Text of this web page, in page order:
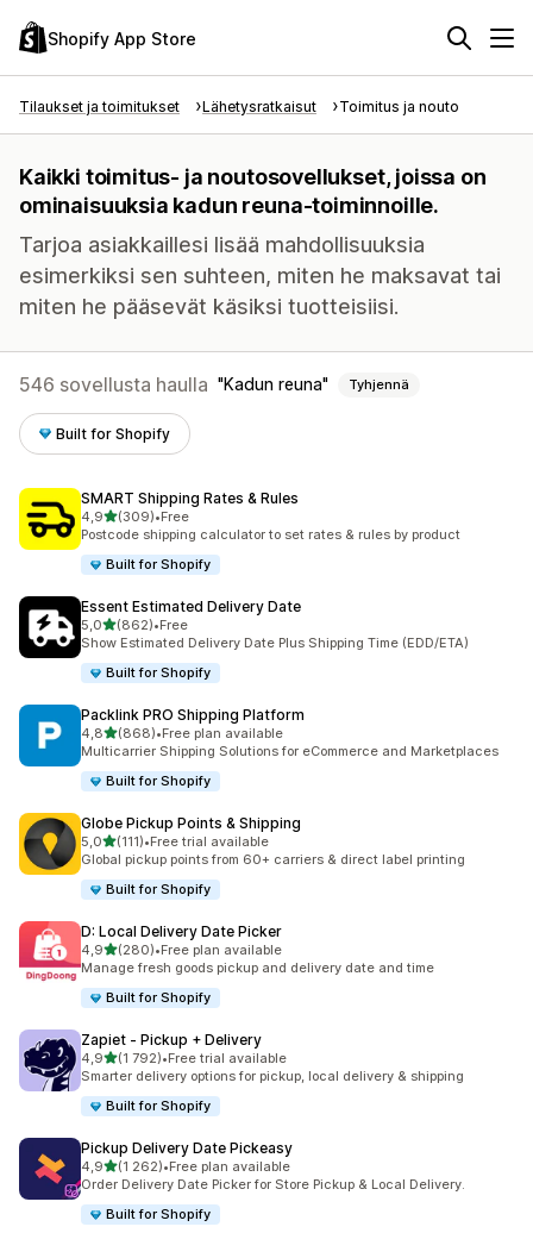
Shopify App Store
Tilaukset ja toimitukset Lähetysratkaisut Toimitus ja nouto
Kaikki toimitus- ja noutosovellukset, joissa on
ominaisuuksia kadun reuna-toiminnoille.
Tarjoa asiakkaillesi lisää mahdollisuuksia
esimerkiksi sen suhteen, miten he maksavat tai
miten he pääsevät käsiksi tuotteisiisi.
546 sovellusta haulla Kadun reuna Tyhjennä
Built for Shopify
SMART Shipping Rates & Rules
4,9/ 5 tähteä
(309)
309 arvostelua yhteensä
•Free
Postcode shipping calculator to set rates & rules by product
Built for Shopify
Essent Estimated Delivery Date
5,0/ 5 tähteä
(862)
862 arvostelua yhteensä
•Free
Show Estimated Delivery Date Plus Shipping Time (EDD/ETA)
Built for Shopify
Packlink PRO Shipping Platform
4,8/ 5 tähteä
(868)
868 arvostelua yhteensä
•Free plan available
Multicarrier Shipping Solutions for eCommerce and Marketplaces
Built for Shopify
Globe Pickup Points & Shipping
5,0/ 5 tähteä
(111)
111 arvostelua yhteensä
•Free trial available
Global pickup points from 60+ carriers & direct label printing
Built for Shopify
D: Local Delivery Date Picker
4,9/ 5 tähteä
(280)
280 arvostelua yhteensä
•Free plan available
Manage fresh goods pickup and delivery date and time
Built for Shopify
Zapiet ‑ Pickup + Delivery
4,9/ 5 tähteä
(1 792)
1792 arvostelua yhteensä
•Free trial available
Smarter delivery options for pickup, local delivery & shipping
Built for Shopify
Pickup Delivery Date Pickeasy
4,9/ 5 tähteä
(1 262)
1262 arvostelua yhteensä
•Free plan available
Order Delivery Date Picker for Store Pickup & Local Delivery.
Built for Shopify